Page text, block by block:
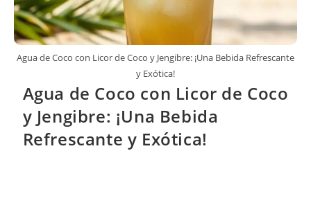
Agua de Coco con Licor de Coco y Jengibre: ¡Una Bebida Refrescante
y Exótica!
Agua de Coco con Licor de Coco
y Jengibre: ¡Una Bebida
Refrescante y Exótica!